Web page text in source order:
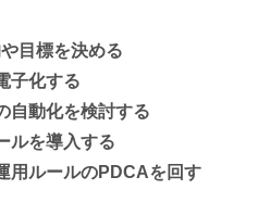
目標を決める
子化する
自動化を検討する
ルを導入する
用ルールのPDCAを回す